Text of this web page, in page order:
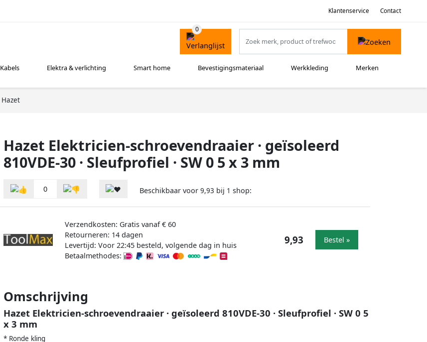
Klantenservice Contact
Kabels Elektra & verlichting Smart home Bevestigingsmateriaal Werkkleding Merken
Hazet
Hazet Elektricien-schroevendraaier · geïsoleerd
810VDE-30 · Sleufprofiel · SW 0 5 x 3 mm
0 Beschikbaar voor 9,93 bij 1 shop:
Verzendkosten: Gratis vanaf € 60
Retourneren: 14 dagen
Levertijd: Voor 22:45 besteld, volgende dag in huis
Betaalmethodes:
9,93 Bestel »
Omschrijving
Hazet Elektricien-schroevendraaier · geïsoleerd 810VDE-30 · Sleufprofiel · SW 0 5
x 3 mm
* Ronde kling